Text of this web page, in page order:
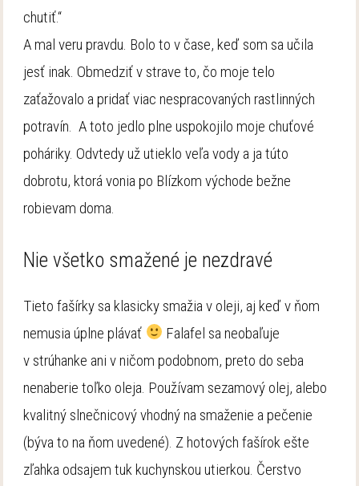
chutiť.“
A mal veru pravdu. Bolo to v čase, keď som sa učila
jesť inak. Obmedziť v strave to, čo moje telo
zaťažovalo a pridať viac nespracovaných rastlinných
potravín. A toto jedlo plne uspokojilo moje chuťové
poháriky. Odvtedy už utieklo veľa vody a ja túto
dobrotu, ktorá vonia po Blízkom východe bežne
robievam doma.
Nie všetko smažené je nezdravé
Tieto fašírky sa klasicky smažia v oleji, aj keď v ňom
nemusia úplne plávať
Falafel sa neobaľuje
v strúhanke ani v ničom podobnom, preto do seba
nenaberie toľko oleja. Používam sezamový olej, alebo
kvalitný slnečnicový vhodný na smaženie a pečenie
(býva to na ňom uvedené). Z hotových fašírok ešte
zľahka odsajem tuk kuchynskou utierkou. Čerstvo